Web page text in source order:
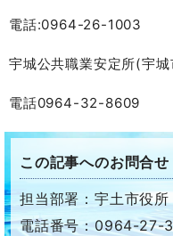
電話:0964-26-1003
宇城公共職業安定所(宇
電話0964-32-8609
この記事へのお問合せ
担当部署：宇土市役
電話番号：0964-27-